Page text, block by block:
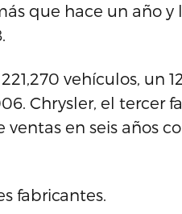
que hace un año y
vehículos, un
Chrysler, el tercer
en seis años
fabricantes.